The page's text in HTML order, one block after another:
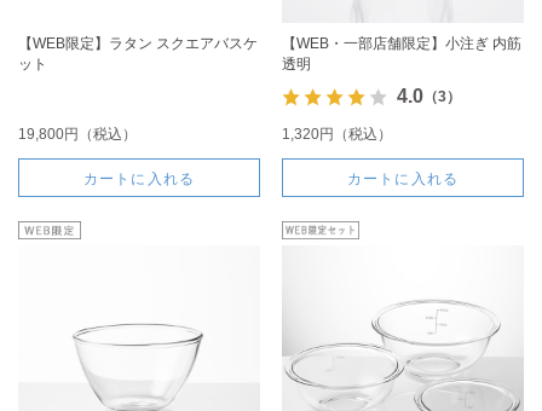
【WEB限定】ラタン スクエアバスケ
ット
19,800円（税込）
カートに入れる
【WEB・一部店舗限定】小注ぎ 内筋
透明
4.0（3）
1,320円（税込）
カートに入れる